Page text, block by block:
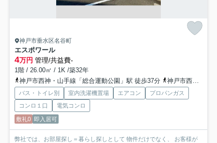
神戸市垂水区名谷町
エスポワール
4万円 管理/共益費-
1階 / 26.00㎡ / 1K /築32年
神戸市西神・山手線「総合運動公園」駅 徒歩37分
神戸市西神・山手線「学園都市」駅 徒歩42分
バス・トイレ別 室内洗濯機置場 エアコン
プロパンガス
コンロ１口
電気コンロ
敷礼0 即入居可
弊社では、お部屋探し＝暮らし探しとして 物件だけでなく、 お客様が